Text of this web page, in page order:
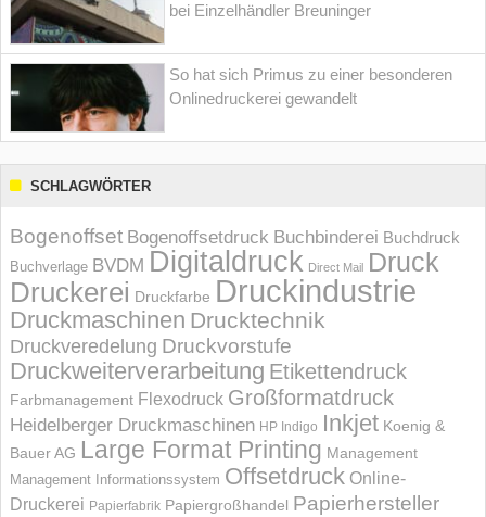
bei Einzelhändler Breuninger
So hat sich Primus zu einer besonderen
Onlinedruckerei gewandelt
SCHLAGWÖRTER
Bogenoffset Bogenoffsetdruck Buchbinderei Buchdruck
Buchverlage BVDM Digitaldruck Direct Mail Druck
Druckerei Druckfarbe Druckindustrie
Druckmaschinen Drucktechnik
Druckveredelung Druckvorstufe
Druckweiterverarbeitung Etikettendruck
Farbmanagement Flexodruck Großformatdruck
Heidelberger Druckmaschinen HP Indigo Inkjet Koenig &
Bauer AG Large Format Printing Management
Management Informations­system Offsetdruck Online-
Druckerei Papierfabrik Papiergroßhandel Papierhersteller